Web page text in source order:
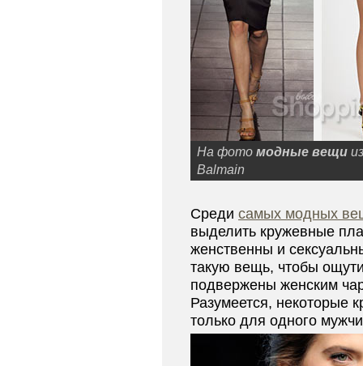
На фото модные вещи
Balmain
Среди самых модных
выделить кружевные
женственны и
такую вещь, чтобы
подвержены женским
Разумеется, некоторые
только для одного